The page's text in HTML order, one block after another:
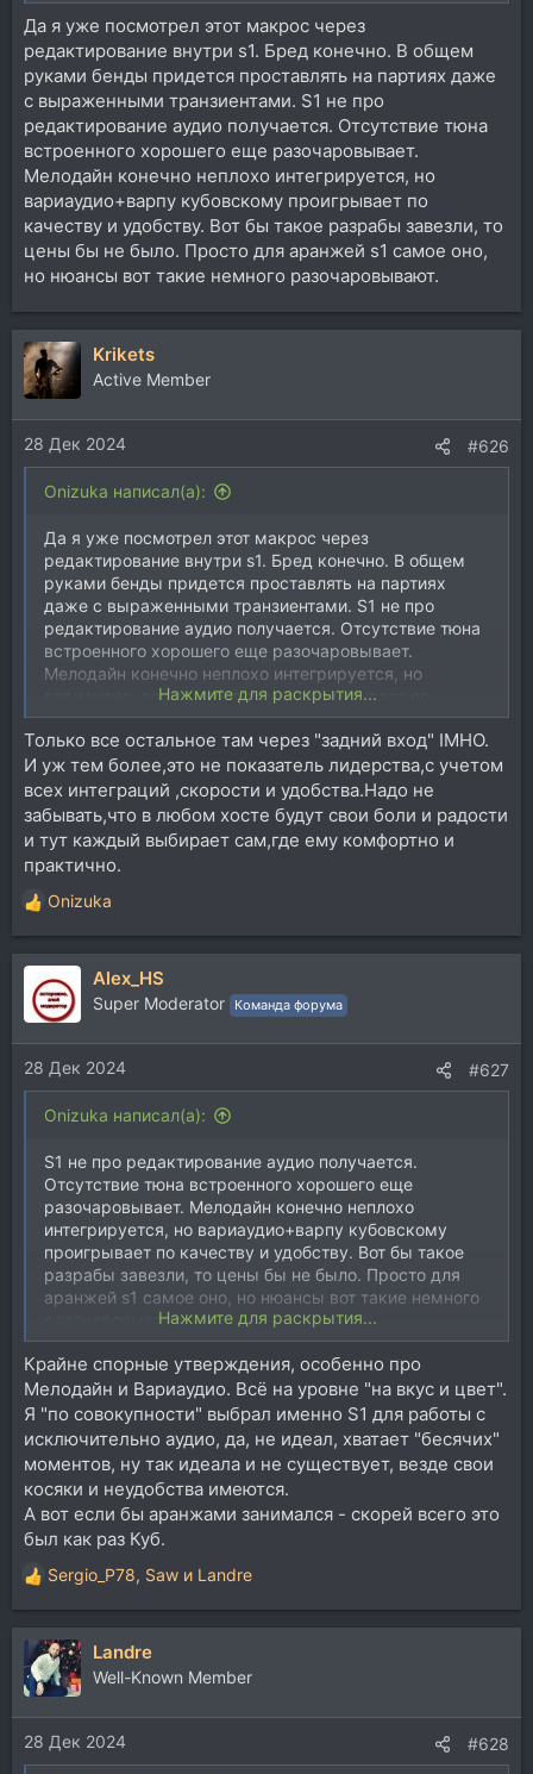
Да я уже посмотрел этот макрос через
редактирование внутри s1. Бред конечно. В общем
руками бенды придется проставлять на партиях даже
с выраженными транзиентами. S1 не про
редактирование аудио получается. Отсутствие тюна
встроенного хорошего еще разочаровывает.
Мелодайн конечно неплохо интегрируется, но
вариаудио+варпу кубовскому проигрывает по
качеству и удобству. Вот бы такое разрабы завезли, то
цены бы не было. Просто для аранжей s1 самое оно,
но нюансы вот такие немного разочаровывают.
Krikets
Active Member
28 Дек 2024 #626
Onizuka написал(а):
Да я уже посмотрел этот макрос через
редактирование внутри s1. Бред конечно. В общем
руками бенды придется проставлять на партиях
даже с выраженными транзиентами. S1 не про
редактирование аудио получается. Отсутствие тюна
встроенного хорошего еще разочаровывает.
Мелодайн конечно неплохо интегрируется, но
вариаудио+варпу кубовскому проигрывает по
качеству и удобству. Вот бы такое разрабы завезли,
то цены бы не было. Просто для аранжей s1 самое
оно, но нюансы вот такие немного разочаровывают.
Нажмите для раскрытия...
Только все остальное там через "задний вход" IMHO.
И уж тем более,это не показатель лидерства,с учетом
всех интеграций ,скорости и удобства.Надо не
забывать,что в любом хосте будут свои боли и радости
и тут каждый выбирает сам,где ему комфортно и
практично.
Р
е
а
ц
и
и
:
Onizuka
Alex_HS
Super Moderator Команда форума
28 Дек 2024 #627
Onizuka написал(а):
S1 не про редактирование аудио получается.
Отсутствие тюна встроенного хорошего еще
разочаровывает. Мелодайн конечно неплохо
интегрируется, но вариаудио+варпу кубовскому
проигрывает по качеству и удобству. Вот бы такое
разрабы завезли, то цены бы не было. Просто для
аранжей s1 самое оно, но нюансы вот такие немного
разочаровывают.Нажмите для раскрытия...
Крайне спорные утверждения, особенно про
Мелодайн и Вариаудио. Всё на уровне "на вкус и цвет".
Я "по совокупности" выбрал именно S1 для работы с
исключительно аудио, да, не идеал, хватает "бесячих"
моментов, ну так идеала и не существует, везде свои
косяки и неудобства имеются.
А вот если бы аранжами занимался - скорей всего это
был как раз Куб.
Р
е
а
к
ц
и
и
:
Sergio_P78, Saw и Landre
Landre
Well-Known Member
28 Дек 2024 #628